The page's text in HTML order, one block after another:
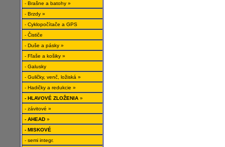
- Brašne a batohy »
- Brzdy »
- Cyklopočítače a GPS
- Čističe
- Duše a pásky »
- Fľaše a košiky »
- Galusky
- Guličky, venč, ložiská »
- Hadičky a redukcie »
- HLAVOVÉ ZLOŽENIA »
- závitové »
- AHEAD »
- MISKOVÉ
- semi integr.